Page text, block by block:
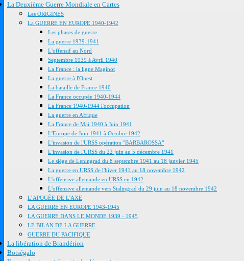
La Deuxième Guerre Mondiale en Cartes
Les ORIGINES
La GUERRE EN EUROPE 1940-1942
Les phases de guerre
La guerre 1939-1941
L'offensif au Nord
Septembre 1939 à Avril 1940
La France : la ligne Maginot
La guerre à l'Ouest
La bataille de France 1940
La France occupée 1940-1944
La France 1940-1944 l'occupation
La guerre en Afrique
La France de Mai 1940 à Juin 1941
L'Europe de Juin 1941 à Octobre 1942
L'invasion de l'URSS opération "BARBAROSSA"
L'invasion de l'URSS du 22 juin au 5 décembre 1941
Le siège de Leningrad du 8 septembre 1941 au 18 janvier 1945
La guerre en URSS de l'hiver 1941 au 18 novembre 1942
L'offensive allemande en URSS en 1942
L'offensive allemande vers Stalingrad du 29 juin au 18 novembre 1942
L’APOGÉE DE L'AXE
LA GUERRE EN EUROPE 1943-1945
LA GUERRE DANS LE MONDE 1939 - 1945
LE BILAN DE LA GUERRE
GUERRE DU PACIFIQUE
La libération de Brandérion
Botségalo